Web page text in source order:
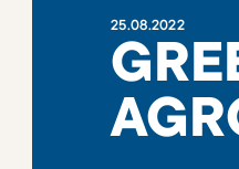
25.08.2022